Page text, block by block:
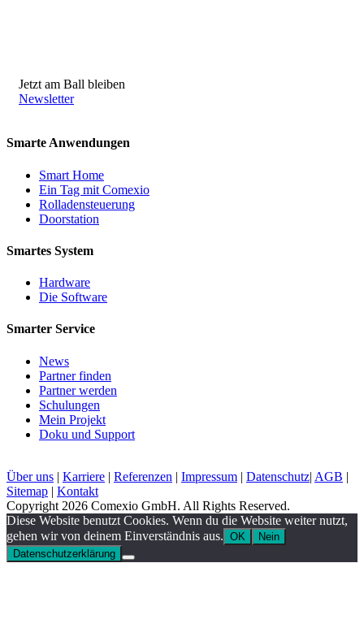
Jetzt am Ball bleiben
Newsletter
Smarte Anwendungen
Smart Home
Ein Tag mit Comexio
Rolladensteuerung
Doorstation
Smartes System
Hardware
Die Software
Smarter Service
News
Partner finden
Partner werden
Schulungen
Mein Projekt
Doku und Support
Über uns | Karriere | Referenzen | Impressum | Datenschutz| AGB |
Sitemap | Kontakt
Copyright 2026 Comexio GmbH. All Rights Reserved.
Diese Website benutzt Cookies. Wenn du die Website weiter nutzt,
gehen wir von deinem Einverständnis aus. OK
Nein
Datenschutzerklärung